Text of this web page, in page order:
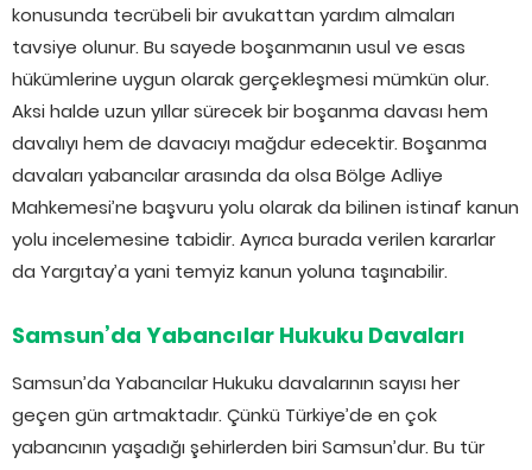
konusunda tecrübeli bir avukattan yardım almaları
tavsiye olunur. Bu sayede boşanmanın usul ve esas
hükümlerine uygun olarak gerçekleşmesi mümkün olur.
Aksi halde uzun yıllar sürecek bir boşanma davası hem
davalıyı hem de davacıyı mağdur edecektir. Boşanma
davaları yabancılar arasında da olsa Bölge Adliye
Mahkemesi’ne başvuru yolu olarak da bilinen istinaf kanun
yolu incelemesine tabidir. Ayrıca burada verilen kararlar
da Yargıtay’a yani temyiz kanun yoluna taşınabilir.
Samsun’da Yabancılar Hukuku Davaları
Samsun’da Yabancılar Hukuku davalarının sayısı her
geçen gün artmaktadır. Çünkü Türkiye’de en çok
yabancının yaşadığı şehirlerden biri Samsun’dur. Bu tür